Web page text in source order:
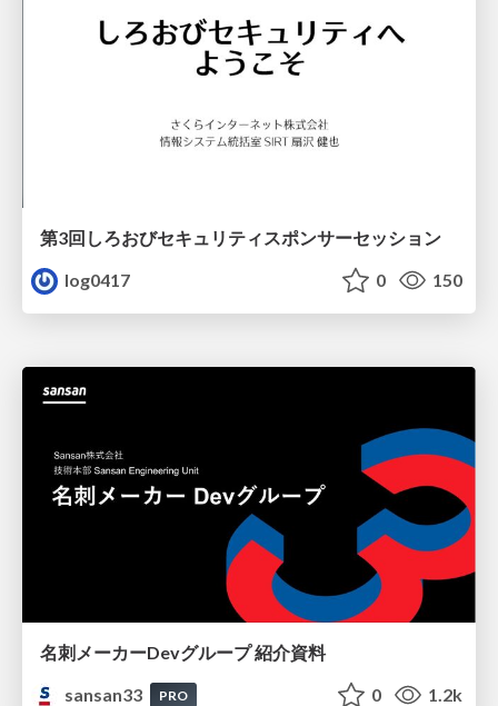
第3回しろおびセキュリティスポンサーセッション
log0417
0 150
名刺メーカーDevグループ 紹介資料
sansan33
PRO 0 1.2k